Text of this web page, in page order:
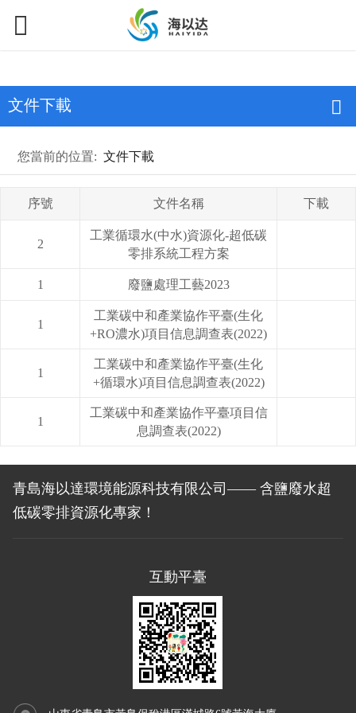
文件下載
您當前的位置: 文件下載
序號 文件名稱 下載
2
工業循環水(中水)資源化-超低碳
零排系統工程方案
1 廢鹽處理工藝2023
1
工業碳中和產業協作平臺(生化
+RO濃水)項目信息調查表(2022)
1
工業碳中和產業協作平臺(生化
+循環水)項目信息調查表(2022)
1
工業碳中和產業協作平臺項目信
息調查表(2022)
青島海以達環境能源科技有限公司—— 含鹽廢水超
低碳零排資源化專家！
互動平臺